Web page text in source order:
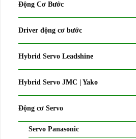
Động Cơ Bước
Driver động cơ bước
Hybrid Servo Leadshine
Hybrid Servo JMC | Yako
Động cơ Servo
Servo Panasonic